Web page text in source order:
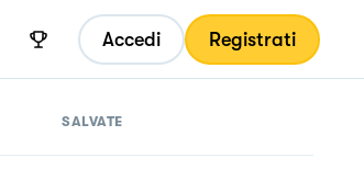
Accedi Registrati
SALVATE